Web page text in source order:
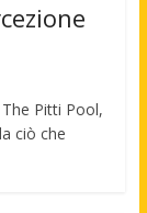
Pitti Pool,
ciò che